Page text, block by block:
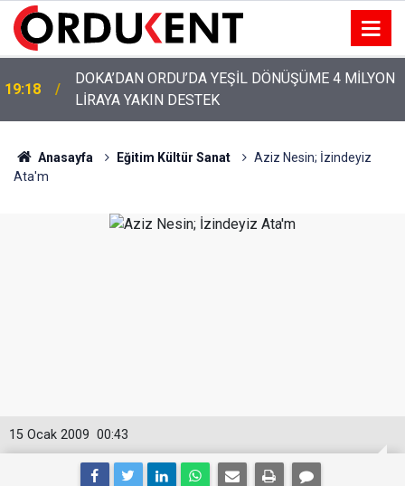
12:46
YENİ PARTİ’NİN ORDU’DAKİ 69 KİŞİLİK KURUCU
KADROSU AÇIKLANDI
Anasayfa Eğitim Kültür Sanat
Aziz Nesin; İzindeyiz
Ata'm
00:43
15 Ocak 2009